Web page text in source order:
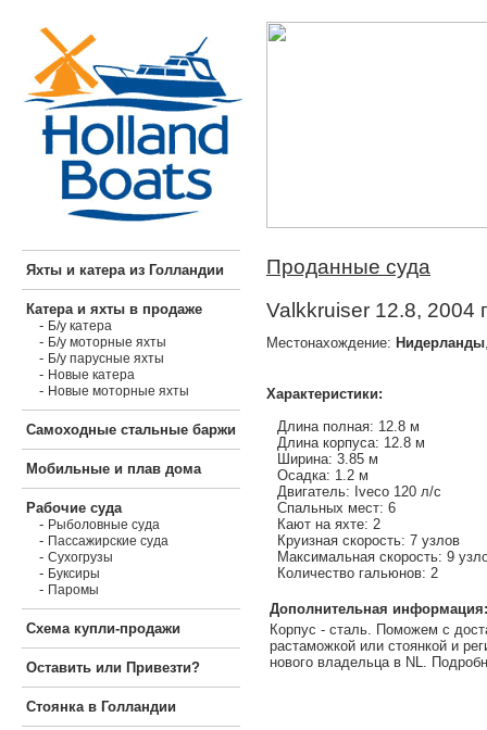
Яхты и катера из Голландии
Катера и яхты в продаже
- Б/у катера
- Б/у моторные яхты
- Б/у парусные яхты
- Новые катера
- Новые моторные яхты
Самоходные стальные баржи
Мобильные и плав дома
Рабочие суда
- Рыболовные суда
- Пассажирские суда
- Сухогрузы
- Буксиры
- Паромы
Схема купли-продажи
Оставить или Привезти?
Стоянка в Голландии
Проданные суда
Valkkruiser 12.8, 2004
Местонахождение: Нидерланды
Характеристики:
Длина полная: 12.8 м
Длина корпуса: 12.8 м
Ширина: 3.85 м
Осадка: 1.2 м
Двигатель: Iveco 120 л/с
Спальных мест: 6
Кают на яхте: 2
Круизная скорость: 7 узлов
Максимальная скорость: 9
Количество гальюнов: 2
Дополнительная информация:
Корпус - сталь. Поможем с
растаможкой или стоянкой и
нового владельца в NL.